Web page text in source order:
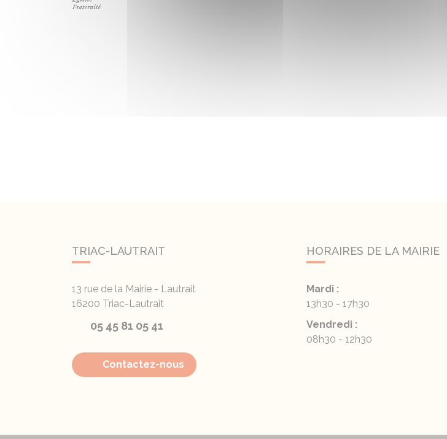
TRIAC-LAUTRAIT
13 rue de la Mairie - Lautrait
16200 Triac-Lautrait
05 45 81 05 41
Contactez-nous
HORAIRES DE LA MAIRIE
Mardi :
13h30 - 17h30
Vendredi :
08h30 - 12h30